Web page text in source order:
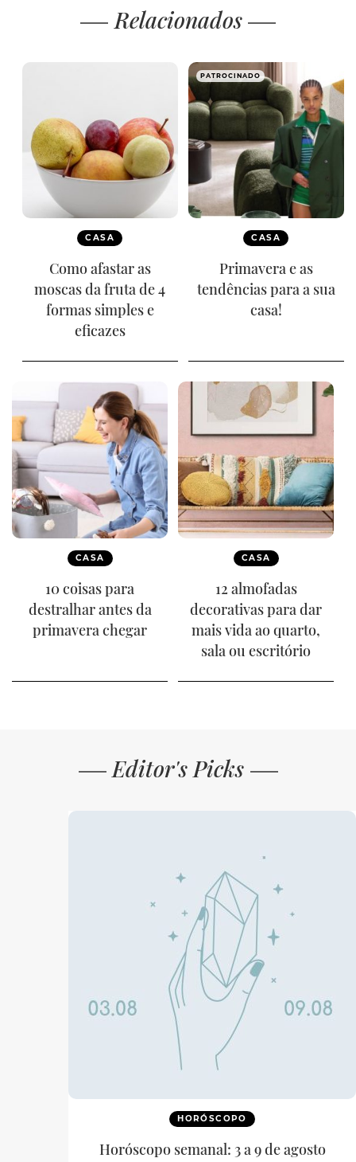
Relacionados
CASA
Como afastar as
moscas da fruta de 4
formas simples e
eficazes
PATROCINADO
CASA
Primavera e as
tendências para a sua
casa!
CASA
10 coisas para
destralhar antes da
primavera chegar
CASA
12 almofadas
decorativas para dar
mais vida ao quarto,
sala ou escritório
Editor's Picks
HORÓSCOPO
Horóscopo semanal: 3 a 9 de agosto